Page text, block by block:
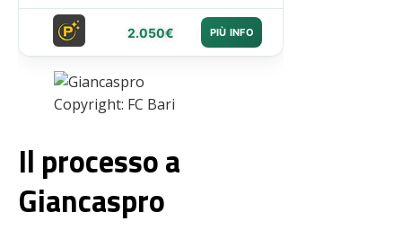
2.050€ PIÙ INFO
Copyright: FC Bari
Il processo a
Giancaspro